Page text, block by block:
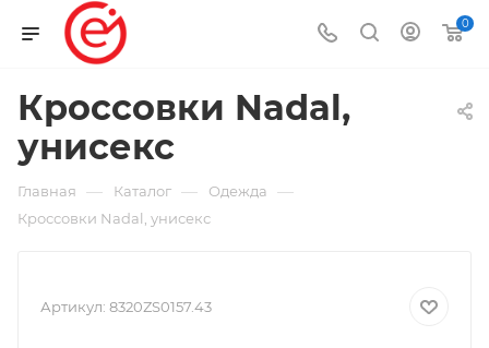
0
Кроссовки Nadal,
унисекс
Главная — Каталог — Одежда —
Кроссовки Nadal, унисекс
Артикул: 8320ZS0157.43